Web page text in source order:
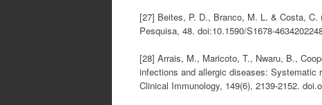
[27] Beites, P. D., Branco, M. L. & Costa,
Pesquisa, 48. doi:10.1590/S1678-
[28] Arrais, M., Maricoto, T., Nwaru, B.,
infections and allergic diseases: Systematic
Clinical Immunology, 149(6), 2139-2152.